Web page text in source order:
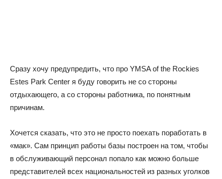
Сразу хочу предупредить, что про YMSA of the Rockies
Estes Park Center я буду говорить не со стороны
отдыхающего, а со стороны работника, по понятным
причинам.
Хочется сказать, что это не просто поехать поработать в
«мак». Сам принцип работы базы построен на том, чтобы
в обслуживающий персонал попало как можно больше
представителей всех национальностей из разных уголков